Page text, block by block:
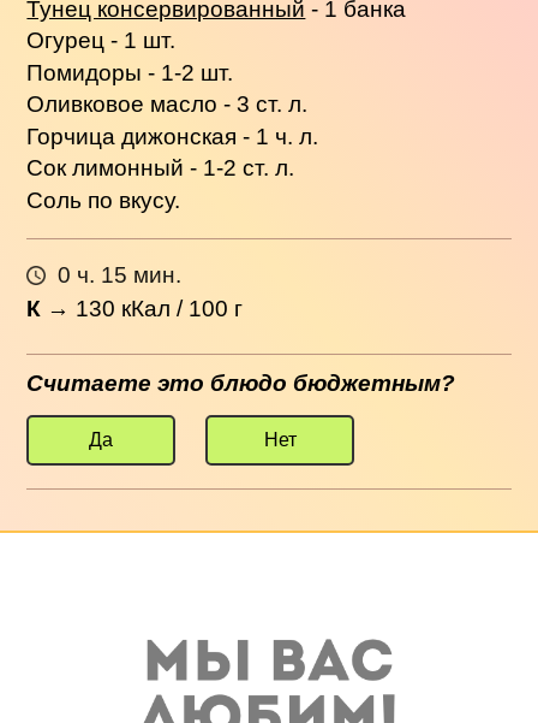
Тунец консервированный - 1 банка
Огурец - 1 шт.
Помидоры - 1-2 шт.
Оливковое масло - 3 ст. л.
Горчица дижонская - 1 ч. л.
Сок лимонный - 1-2 ст. л.
Соль по вкусу.
0 ч. 15 мин.
К → 130 кКал / 100 г
Считаете это блюдо бюджетным?
Да Нет